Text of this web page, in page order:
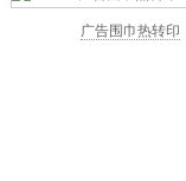
广告围巾热转印